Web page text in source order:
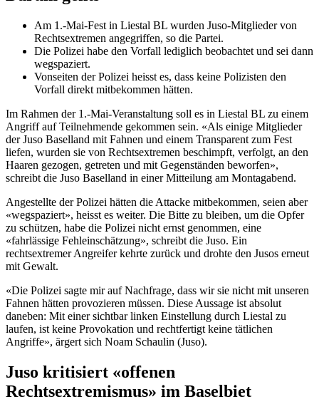
Am 1.-Mai-Fest in Liestal BL wurden Juso-Mitglieder von
Rechtsextremen angegriffen, so die Partei.
Die Polizei habe den Vorfall lediglich beobachtet und sei dann
wegspaziert.
Vonseiten der Polizei heisst es, dass keine Polizisten den
Vorfall direkt mitbekommen hätten.
Im Rahmen der 1.-Mai-Veranstaltung soll es in Liestal BL zu einem
Angriff auf Teilnehmende gekommen sein. «Als einige Mitglieder
der Juso Baselland mit Fahnen und einem Transparent zum Fest
liefen, wurden sie von Rechtsextremen beschimpft, verfolgt, an den
Haaren gezogen, getreten und mit Gegenständen beworfen»,
schreibt die Juso Baselland in einer Mitteilung am Montagabend.
Angestellte der Polizei hätten die Attacke mitbekommen, seien aber
«wegspaziert», heisst es weiter. Die Bitte zu bleiben, um die Opfer
zu schützen, habe die Polizei nicht ernst genommen, eine
«fahrlässige Fehleinschätzung», schreibt die Juso. Ein
rechtsextremer Angreifer kehrte zurück und drohte den Jusos erneut
mit Gewalt.
«Die Polizei sagte mir auf Nachfrage, dass wir sie nicht mit unseren
Fahnen hätten provozieren müssen. Diese Aussage ist absolut
daneben: Mit einer sichtbar linken Einstellung durch Liestal zu
laufen, ist keine Provokation und rechtfertigt keine tätlichen
Angriffe», ärgert sich Noam Schaulin (Juso).
Juso kritisiert «offenen
Rechtsextremismus» im Baselbiet